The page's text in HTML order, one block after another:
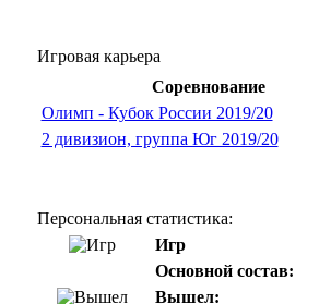
Игровая карьера
Соревнование
Олимп - Кубок России 2019/20
2 дивизион, группа Юг 2019/20
Персональная статистика:
Игр
Основной состав:
Вышел: